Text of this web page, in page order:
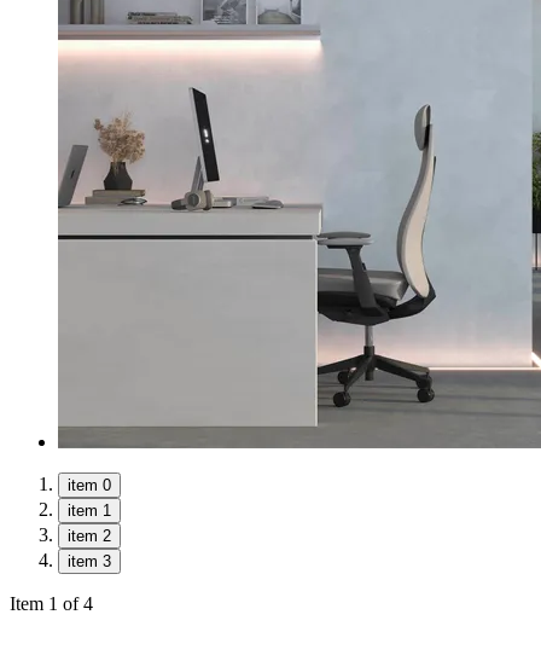
item 0
item 1
item 2
item 3
Item 1 of 4